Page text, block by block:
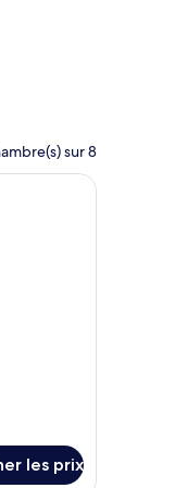
prochaine août
sur 8
au mur.moderne avec deux
les prix